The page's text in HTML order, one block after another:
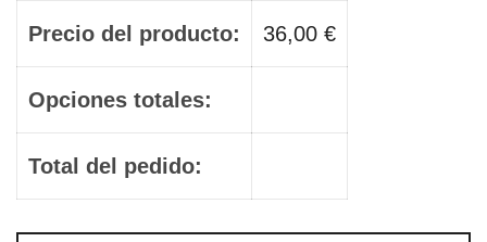
Precio del producto: 36,00 €
Opciones totales:
Total del pedido: